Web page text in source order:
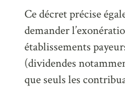
Ce décret précise
demander
établissements
(dividendes
que seuls les